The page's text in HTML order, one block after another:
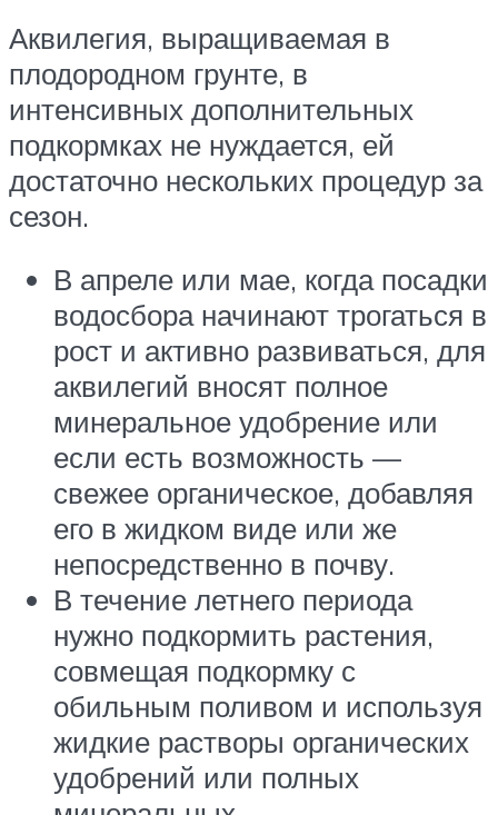
Аквилегия, выращиваемая в
плодородном грунте, в
интенсивных дополнительных
подкормках не нуждается, ей
достаточно нескольких процедур за
сезон.
В апреле или мае, когда посадки
водосбора начинают трогаться в
рост и активно развиваться, для
аквилегий вносят полное
минеральное удобрение или
если есть возможность —
свежее органическое, добавляя
его в жидком виде или же
непосредственно в почву.
В течение летнего периода
нужно подкормить растения,
совмещая подкормку с
обильным поливом и используя
жидкие растворы органических
удобрений или полных